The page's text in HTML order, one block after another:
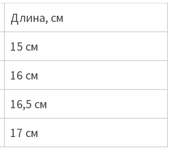
Длина, см
15 см
16 см
16,5 см
17 см